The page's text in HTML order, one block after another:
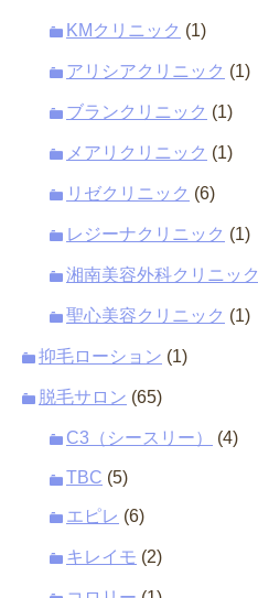
KMクリニック (1)
アリシアクリニック (1)
ブランクリニック (1)
メアリクリニック (1)
リゼクリニック (6)
レジーナクリニック (1)
湘南美容外科クリニック
聖心美容クリニック (1)
抑毛ローション (1)
脱毛サロン (65)
C3（シースリー） (4)
TBC (5)
エピレ (6)
キレイモ (2)